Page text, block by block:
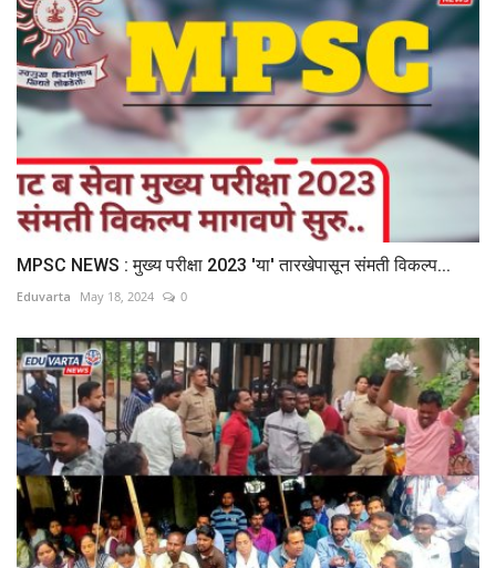
MPSC NEWS : मुख्य परीक्षा 2023 'या' तारखेपासून संमती विकल्प...
Eduvarta May 18, 2024 0